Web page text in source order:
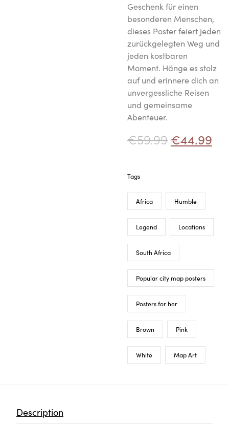
Geschenk für einen
besonderen Menschen,
dieses Poster feiert jeden
zurückgelegten Weg und
jeden kostbaren
Moment. Hänge es stolz
auf und erinnere dich an
unvergessliche Reisen
und gemeinsame
Abenteuer.
€59.99 €44.99
Tags
Africa Humble
Legend Locations
South Africa
Popular city map posters
Posters for her
Brown Pink
White Map Art
Description